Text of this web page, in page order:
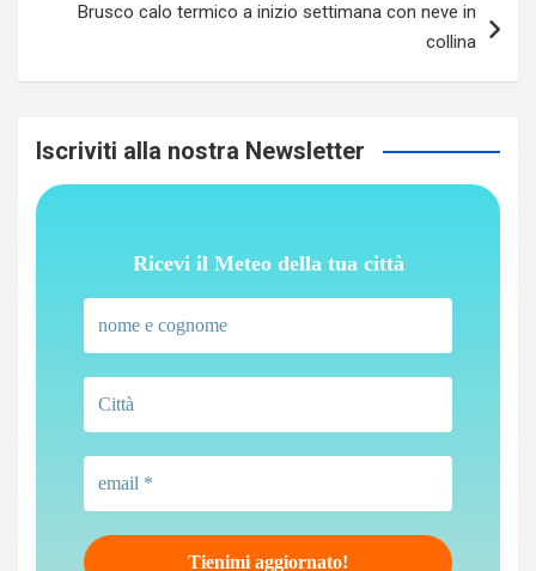
Brusco calo termico a inizio settimana con neve in
collina
Iscriviti alla nostra Newsletter
Ricevi il Meteo della tua città